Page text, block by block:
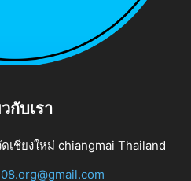
กับเรา
เชียงใหม่ chiangmai Thailand